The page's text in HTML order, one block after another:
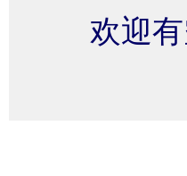
欢迎有